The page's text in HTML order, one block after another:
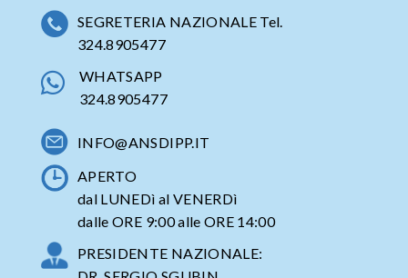
SEGRETERIA NAZIONALE Tel.
324.8905477
WHATSAPP
324.8905477
INFO@ANSDIPP.IT
APERTO
dal LUNEDì al VENERDì
dalle ORE 9:00 alle ORE 14:00
PRESIDENTE NAZIONALE: